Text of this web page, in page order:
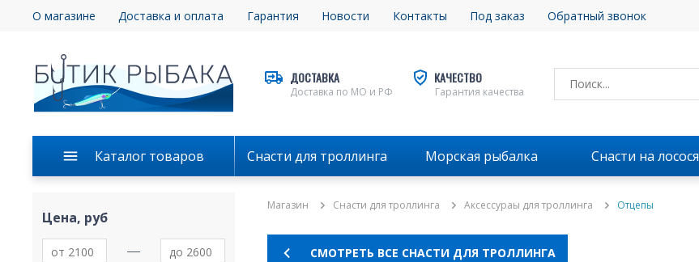
О магазине Доставка и оплата Гарантия Новости Контакты Под заказ Обратный звонок
ДОСТАВКА
Доставка по МО и РФ
КАЧЕСТВО
Гарантия качества
Каталог товаров Снасти для троллинга Морская рыбалка Снасти на лосося
Цена, руб
Магазин Снасти для троллинга Аксессураы для троллинга Отцепы
СМОТРЕТЬ ВСЕ СНАСТИ ДЛЯ ТРОЛЛИНГА